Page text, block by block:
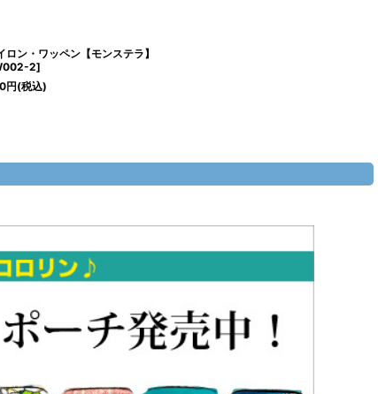
ロン・ワッペン【モンステラ】
2]
円(税込)